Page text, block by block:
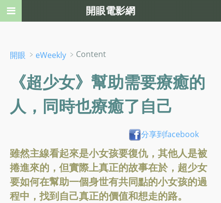
開眼 ﹥ eWeekly ﹥Content
《超少女》幫助需要療癒的
人，同時也療癒了自己
分享到facebook
雖然主線看起來是小女孩要復仇，其他人是被
捲進來的，但實際上真正的故事在於，超少女
要如何在幫助一個身世有共同點的小女孩的過
程中，找到自己真正的價值和想走的路。
開眼電影網